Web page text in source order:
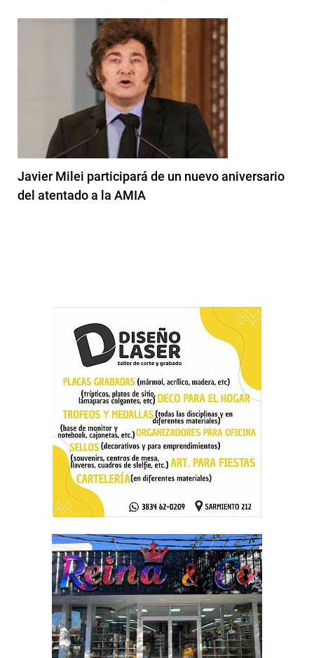
Javier Milei participará de un nuevo aniversario
del atentado a la AMIA